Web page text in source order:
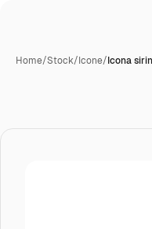
Home/Stock/Icone/Icona